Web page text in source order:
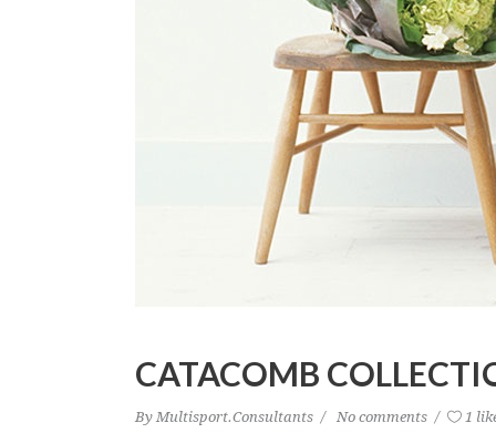
CATACOMB
By Multisport.Consultants No comments 1